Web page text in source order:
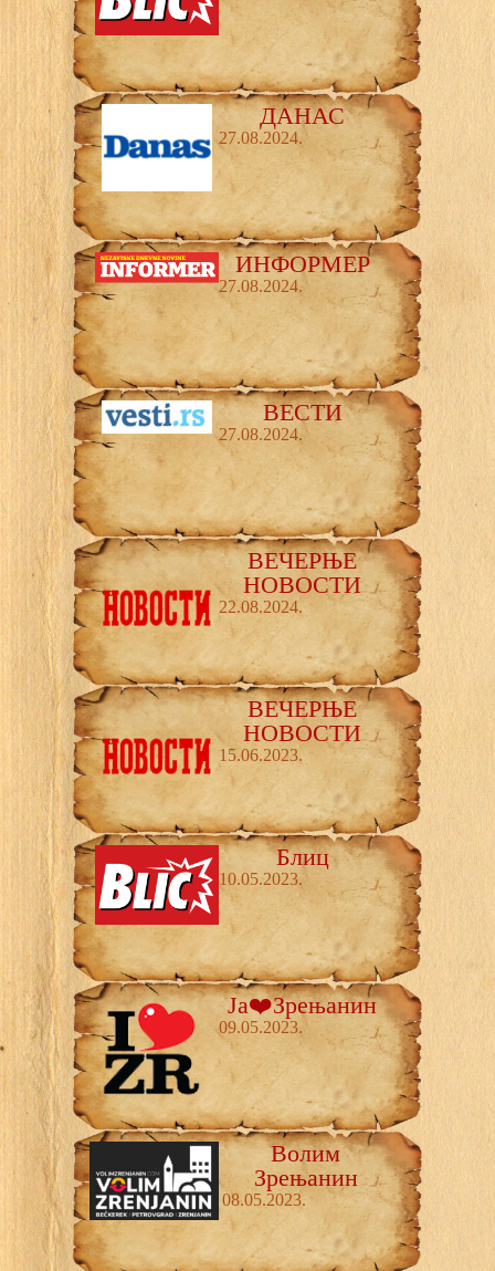
ДАНАС
27.08.2024.
ИНФОРМЕР
27.08.2024.
ВЕСТИ
27.08.2024.
ВЕЧЕРЊЕ
НОВОСТИ
22.08.2024.
ВЕЧЕРЊЕ
НОВОСТИ
15.06.2023.
Блиц
10.05.2023.
Ја❤️Зрењанин
09.05.2023.
Волим
Зрењанин
08.05.2023.